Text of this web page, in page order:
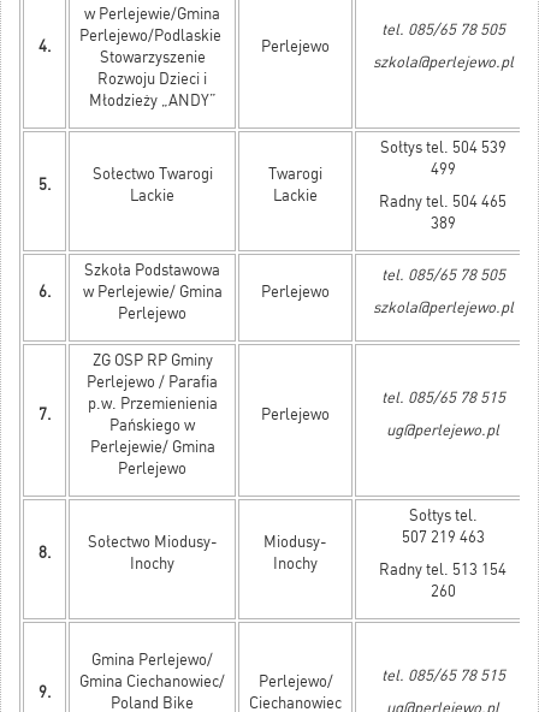
4.
w Perlejewie/Gmina
Perlejewo/Podlaskie
Stowarzyszenie
Rozwoju Dzieci i
Młodzieży „ANDY”
Perlejewo
tel. 085/65 78 505
szkola@perlejewo.pl
5.
Sołectwo Twarogi
Lackie
Twarogi
Lackie
Sołtys tel. 504 539
499
Radny tel. 504 465
389
6.
Szkoła Podstawowa
w Perlejewie/ Gmina
Perlejewo
Perlejewo
tel. 085/65 78 505
szkola@perlejewo.pl
7.
ZG OSP RP Gminy
Perlejewo / Parafia
p.w. Przemienienia
Pańskiego w
Perlejewie/ Gmina
Perlejewo
Perlejewo
tel. 085/65 78 515
ug@perlejewo.pl
8.
Sołectwo Miodusy-
Inochy
Miodusy-
Inochy
Sołtys tel.
507 219 463
Radny tel. 513 154
260
9.
Gmina Perlejewo/
Gmina Ciechanowiec/
Poland Bike
Perlejewo/
Ciechanowiec
tel. 085/65 78 515
ug@perlejewo.pl